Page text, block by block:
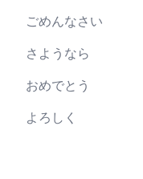
ごめんなさい
さようなら
おめでとう
よろしく